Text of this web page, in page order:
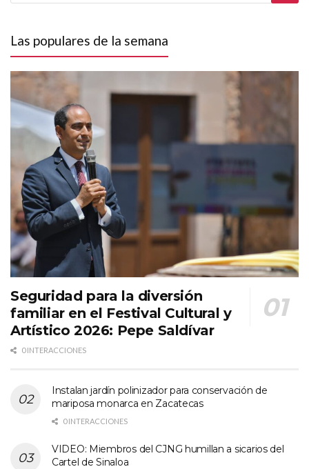
Las populares de la semana
Seguridad para la diversión
familiar en el Festival Cultural y
Artístico 2026: Pepe Saldívar
0 INTERACCIONES
Instalan jardín polinizador para conservación de
mariposa monarca en Zacatecas
0 INTERACCIONES
VIDEO: Miembros del CJNG humillan a sicarios del
Cartel de Sinaloa